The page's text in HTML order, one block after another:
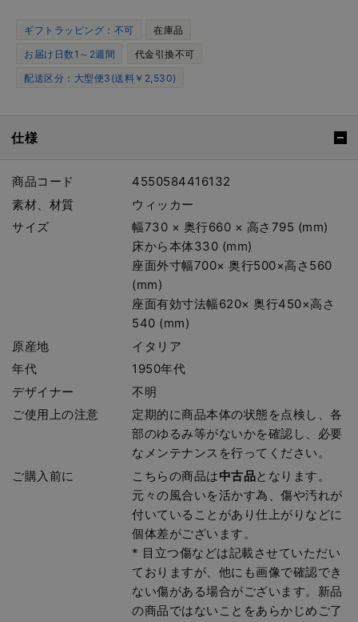
ギフトラッピング：不可
在庫品
お届け日数1～2週間
代金引換不可
配送区分：大型便3(送料￥2,530)
仕様
商品コード
4550584416132
素材、材質
ウィッカー
サイズ
幅730 × 奥行660 × 高さ795 (mm)
床から本体330 (mm)
座面外寸幅700× 奥行500×高さ560
(mm)
座面有効寸法幅620× 奥行450×高さ
540 (mm)
原産地
イタリア
年代
1950年代
デザイナー
不明
ご使用上の注意
定期的に商品本体の状態を点検し、各
部のゆるみ等がないかを確認し、必要
なメンテナンスを行ってください。
ご購入前に
こちらの商品は中古品となります。
元々の風合いを活かす為、傷や汚れが
付いていることがあり仕上がりなどに
個体差がございます。
* 目立つ傷などは記載させていただい
ておりますが、他にも画像で確認でき
ない傷がある場合がございます。新品
の商品ではないことをあらかじめご了